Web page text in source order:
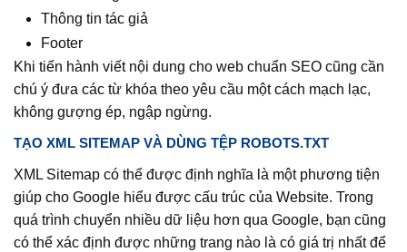
Thông tin tác giả
Footer
Khi tiến hành viết nội dung cho web chuẩn SEO cũng cần
chú ý đưa các từ khóa theo yêu cầu một cách mạch lạc,
không gượng ép, ngập ngừng.
TẠO XML SITEMAP VÀ DÙNG TỆP ROBOTS.TXT
XML Sitemap có thể được định nghĩa là một phương tiện
giúp cho Google hiểu được cấu trúc của Website. Trong
quá trình chuyển nhiều dữ liệu hơn qua Google, bạn cũng
có thể xác định được những trang nào là có giá trị nhất để